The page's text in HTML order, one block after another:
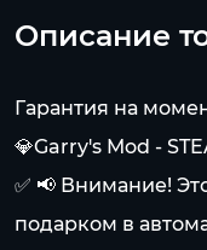
Описание
Гарантия на
💎Garry's Mod -
✅ 📢 Внимание!
подарком в